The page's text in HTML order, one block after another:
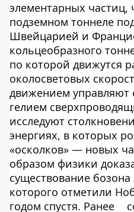
элементарных частиц,
подземном тоннеле
Швейцарией и
кольцеобразного
по которой движутся
околосветовых
движением
гелием
исследуют
энергиях, в которых
«осколков» — новых
образом физики
существование
которого отметили
годом спустя. Ранее